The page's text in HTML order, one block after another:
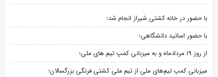
با حضور در خانه کشتی شیراز انجام شد؛
با حضور اساتید دانشگاهی؛
از روز 19 مردادماه و به میزبانی کمپ تیم های ملی؛
میزبانی کمپ تیم‌های ملی از تیم ملی کشتی فرنگی بزرگسالان؛